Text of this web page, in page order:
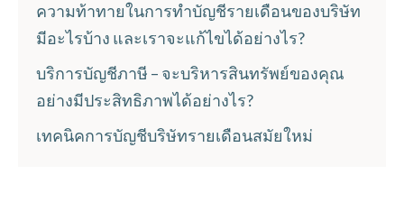
ความท้าทายในการทำบัญชีรายเดือนของบริษัท
มีอะไรบ้าง และเราจะแก้ไขได้อย่างไร?
บริการบัญชีภาษี – จะบริหารสินทรัพย์ของคุณ
อย่างมีประสิทธิภาพได้อย่างไร?
เทคนิคการบัญชีบริษัทรายเดือนสมัยใหม่